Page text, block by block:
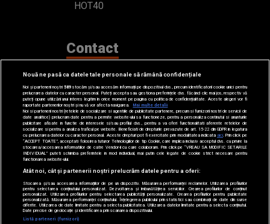
HOT40
Contact
Bd. Mărăști 65-67,
Romexpo Intrarea C,
Pavilion T, sector 1
office@radioimpuls.ro
LIVE : 0754-222.999
WhatsApp: 0754-222.999
Nouă ne pasă ca datele tale personale să rămână confidențiale
Noi și partenerii noștri589stocăm și/sau accesăm informații pe dispozitivul dvs., precum identificatorii cookie unici pentru
prelucrarea datelor cu caracter personal. Puteți accepta sau gestiona preferințele dvs. făcând clic mai jos, respectiv vă
puteți opune utilizării unui interes legitim în orice moment pe pagina cu politica de confidențialitate. Aceste alegeri vor fi
raportate partenerilor noștri și nu vă vor afecta navigarea.
Mai multe detalii
Noi si partenerii nostri (retelele de socializare si agentiile de publicitate partenere, precum si furnizorii nostri de servicii de
date analitice) prelucram date pentru a permite website-ului sa functioneze, pentru a personaliza continutul si anunturile
publicitare afisate in functie de interesele si/sau profilul dvs., pentru a va oferi functionalitati aferente retelelor de
socializare si pentru a analiza traficul pe website. Beneficiati de drepturile prevazute de art. 15-22 din GDPR in legatura
cu prelucrarea datelor cu caracter personal. Aceste drepturi pot fi exercitate prin modalitatea indicataaici . Prin click pe
“ACCEPT TOATE”, acceptati folosirea tuturor Tehnologiilor de tip Cookie, care implica inclusiv acceptul dvs. cu privire la
stocarea/accesarea informatiilor de catre Vendor-ii cu care colaboram. Prin click pe “VREAU SA MODIFIC SETARILE
INDIVIDUAL” puteti schimba preferintele in mod individual, mai putin cele legate de cookie strict necesare pentru
functionarea website-ului.
Atât noi, cât și partenerii noștri prelucrăm datele pentru a oferi:
Stocarea și/sau accesarea informațiilor de pe un dispozitiv. Măsurarea performanței reclamelor. Utilizarea profilurilor
pentru selectarea conținutului personalizat. Dezvoltarea și îmbunătățirea serviciilor. Crearea profilurilor de conținut
personalizat. Utilizarea profilurilor pentru selectarea publicității personalizate. Crearea profilurilor pentru publicitate
personalizată. Măsurarea performanței conținutului. Înțelegerea publicului prin statistici sau combinații de date din surse
diferite. Utilizarea de date limitate pentru a selecta publicitatea. Utilizarea datelor limitate pentru a selecta conținutul.
Date precise de geolocație și identificarea prin scanarea dispozitivului.
Listă parteneri (furnizori)